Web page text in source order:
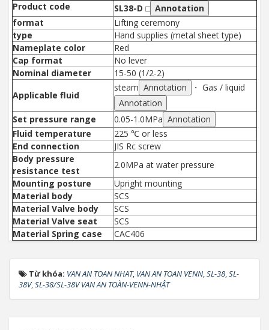
Product code
SL38-D □ Annotation
format
Lifting ceremony
type
Hand supplies (metal sheet type)
Nameplate color
Red
Cap format
No lever
Nominal diameter
15-50 (1/2-2)
Applicable fluid
steam Annotation
・ Gas / liquid
Annotation
Set pressure range
0.05-1.0MPa Annotation
Fluid temperature
225 ℃ or less
End connection
JIS Rc screw
Body pressure
resistance test
2.0MPa at water pressure
Mounting posture
Upright mounting
Material body
SCS
Material Valve body
SCS
Material Valve seat
SCS
Material Spring case
CAC406
Từ khóa: VAN AN TOAN NHAT, VAN AN TOAN VENN,SL-38,SL-
38V,SL-38/SL-38V VAN AN TOÀN-VENN-NHẬT